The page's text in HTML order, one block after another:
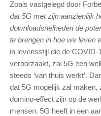
Zoals vastgelegd door
dat 5G met zijn aanzienlijk
downloadsnelheden de
te brengen in hoe we leven
in levensstijl die de
veroorzaakt, zal 5G een
steeds ‘van thuis werkt’.
dat 5G mogelijk zal maken,
domino-effect zijn op de
mensen. 5G heeft in een